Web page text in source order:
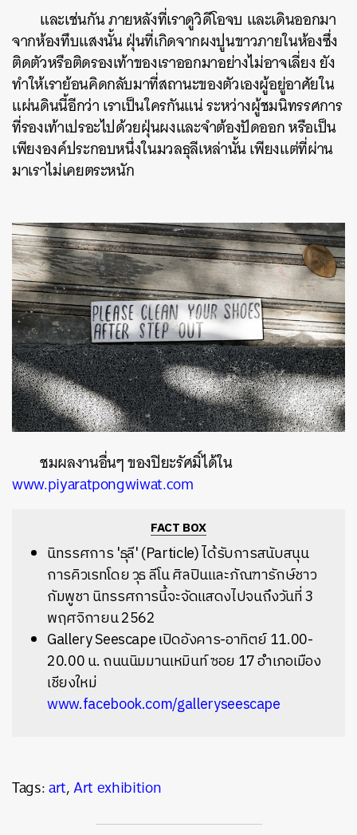
และเช่นกัน ภายหลังที่เราดูวิดีโอจบ และเดินออกมา
จากห้องทึบแสงนั้น ฝุ่นที่เกิดจากผงปูนขาวภายในห้องซึ่ง
ติดตัวหรือติดรองเท้าของเราออกมาอย่างไม่อาจเลี่ยง ยัง
ทำให้เราย้อนคิดกลับมาที่สถานะของตัวเองผู้อยู่อาศัยใน
แผ่นดินนี้อีกว่า เราเป็นใครกันแน่ ระหว่างผู้ชมนิทรรศการ
ที่รองเท้าเปรอะไปด้วยฝุ่นผงและจำต้องปัดออก หรือเป็น
เพียงองค์ประกอบหนึ่งในมวลธุลีเหล่านั้น เพียงแต่ที่ผ่าน
มาเราไม่เคยตระหนัก
ชมผลงานอื่นๆ ของปิยะรัศมิ์ได้ใน
www.piyaratpongwiwat.com
FACT BOX
นิทรรศการ 'ธุลี' (Particle) ได้รับการสนับสนุน
การคิวเรทโดย วุธ ลีโน ศิลปินและภัณฑารักษ์ชาว
กัมพูชา นิทรรศการนี้จะจัดแสดงไปจนถึงวันที่ 3
พฤศจิกายน 2562
Gallery Seescape เปิดอังคาร-อาทิตย์ 11.00-
20.00 น. ถนนนิมมานเหมินท์ ซอย 17 อำเภอเมือง
เชียงใหม่
www.facebook.com/galleryseescape
Tags:art,Art exhibition